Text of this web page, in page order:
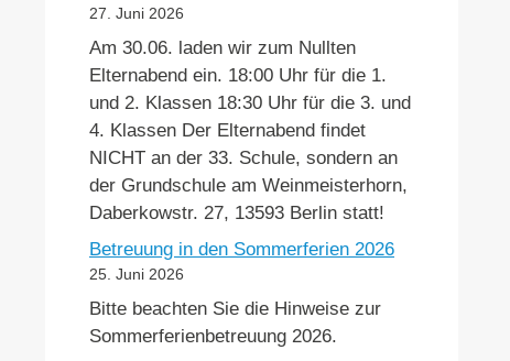
27. Juni 2026
Am 30.06. laden wir zum Nullten
Elternabend ein. 18:00 Uhr für die 1.
und 2. Klassen 18:30 Uhr für die 3. und
4. Klassen Der Elternabend findet
NICHT an der 33. Schule, sondern an
der Grundschule am Weinmeisterhorn,
Daberkowstr. 27, 13593 Berlin statt!
Betreuung in den Sommerferien 2026
25. Juni 2026
Bitte beachten Sie die Hinweise zur
Sommerferienbetreuung 2026.